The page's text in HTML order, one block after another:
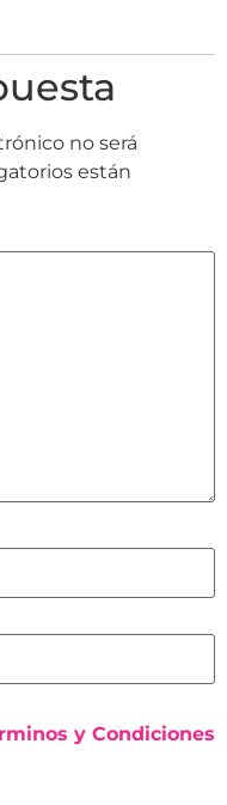
no será
están
y Condiciones